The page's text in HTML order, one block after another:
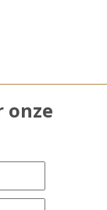
onze